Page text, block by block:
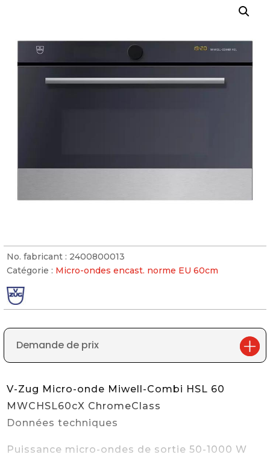
No. fabricant : 2400800013
Catégorie : Micro-ondes encast. norme EU 60cm
Demande de prix
V-Zug Micro-onde Miwell-Combi HSL 60
MWCHSL60cX ChromeClass
Données techniques
Puissance micro-ondes de sortie 50-1000 W